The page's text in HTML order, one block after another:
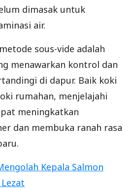
dimasak untuk
air.
sous-vide adalah
menawarkan kontrol dan
di dapur. Baik koki
rumahan, menjelajahi
meningkatkan
dan membuka ranah rasa
Kepala Salmon